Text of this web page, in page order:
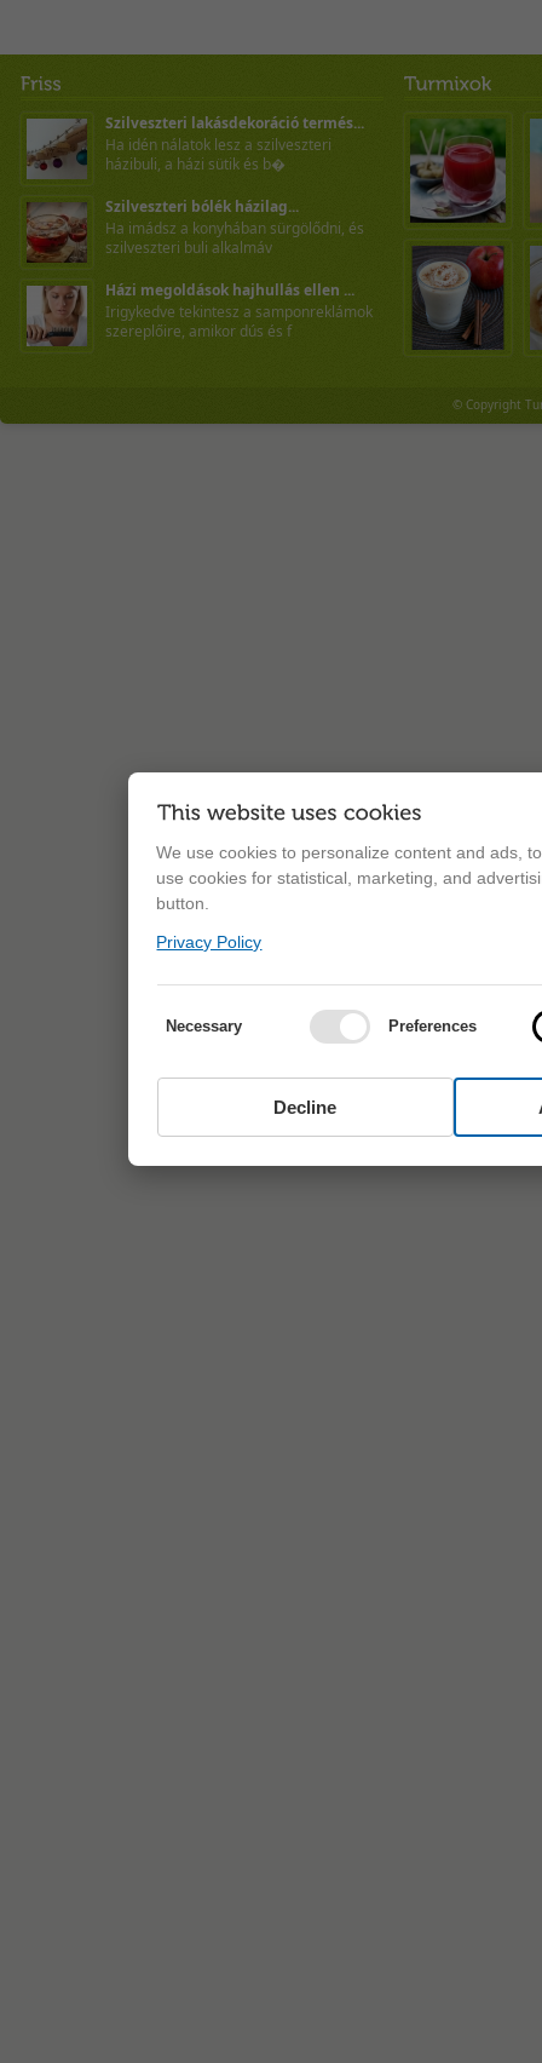
Szilveszteri lakásdekoráció termés...
Ha idén nálatok lesz a szilveszteri
házibuli, a házi sütik és b�
Szilveszteri bólék házilag...
Ha imádsz a konyhában sürgölődni, és
szilveszteri buli alkalmáv
Házi megoldások hajhullás ellen ...
Irigykedve tekintesz a samponreklámok
szereplőire, amikor dús és f
© Copyright
We use cookies to personalize content and ads,
use cookies for statistical, marketing, and
button.
Privacy Policy
Necessary Preferences
Decline